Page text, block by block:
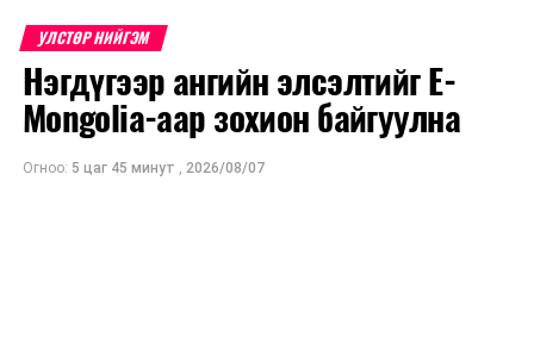
УЛСТӨР НИЙГЭМ
Нэгдүгээр ангийн элсэлтийг E-
Mongolia-аар зохион байгуулна
Огноо: 5 цаг 45 минут , 2026/08/07